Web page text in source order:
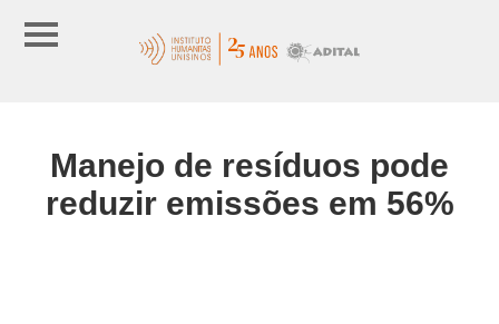
Manejo de resíduos pode
reduzir emissões em 56%